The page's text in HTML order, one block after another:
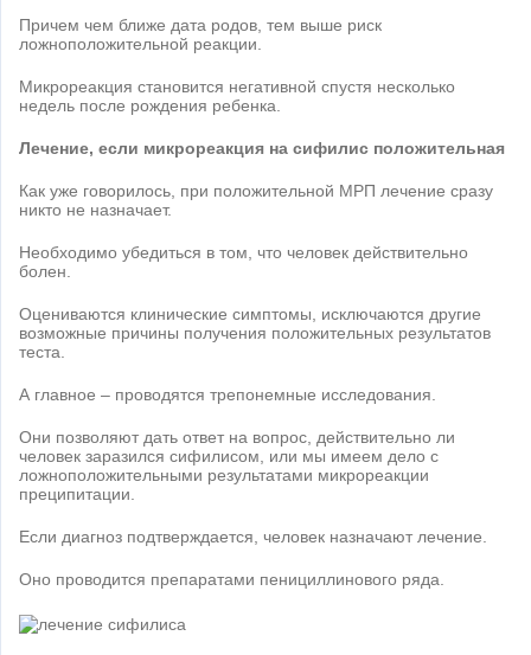
Причем чем ближе дата родов, тем выше риск
ложноположительной реакции.
Микрореакция становится негативной спустя несколько
недель после рождения ребенка.
Лечение, если микрореакция на сифилис положительная
Как уже говорилось, при положительной МРП лечение сразу
никто не назначает.
Необходимо убедиться в том, что человек действительно
болен.
Оцениваются клинические симптомы, исключаются другие
возможные причины получения положительных результатов
теста.
А главное – проводятся трепонемные исследования.
Они позволяют дать ответ на вопрос, действительно ли
человек заразился сифилисом, или мы имеем дело с
ложноположительными результатами микрореакции
преципитации.
Если диагноз подтверждается, человек назначают лечение.
Оно проводится препаратами пенициллинового ряда.